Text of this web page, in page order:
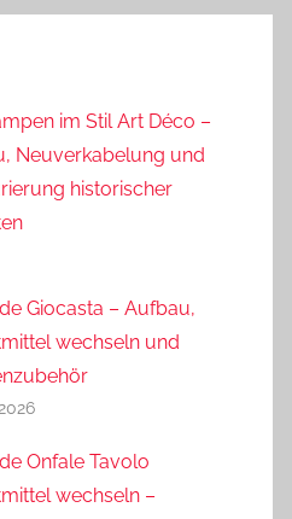
im Stil Art Déco –
Neuverkabelung und
historischer
Giocasta – Aufbau,
wechseln und
Onfale Tavolo
wechseln –